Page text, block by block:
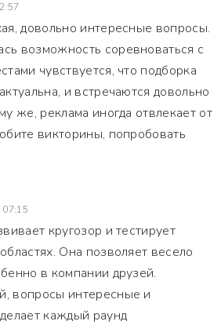
довольно интересные вопросы.
возможность соревноваться с
чувствуется, что подборка
и встречаются довольно
же, реклама иногда отвлекает от
викторины, попробовать
07:15
кругозор и тестирует
Она позволяет весело
в компании друзей.
вопросы интересные и
каждый раунд